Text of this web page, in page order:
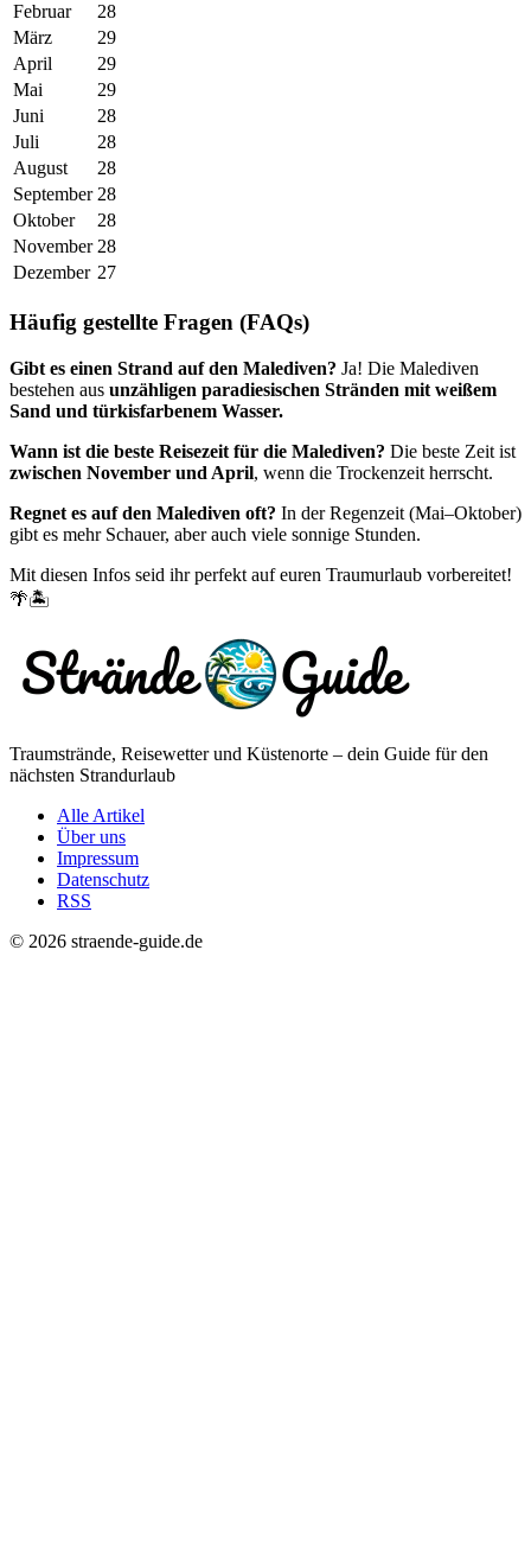
Februar
28
März
29
April
29
Mai
29
Juni
28
Juli
28
August
28
September 28
Oktober
28
November 28
Dezember 27
Häufig gestellte Fragen (FAQs)
Gibt es einen Strand auf den Malediven? Ja! Die Malediven
bestehen aus unzähligen paradiesischen Stränden mit weißem
Sand und türkisfarbenem Wasser.
Wann ist die beste Reisezeit für die Malediven? Die beste Zeit ist
zwischen November und April, wenn die Trockenzeit herrscht.
Regnet es auf den Malediven oft? In der Regenzeit (Mai–Oktober)
gibt es mehr Schauer, aber auch viele sonnige Stunden.
Mit diesen Infos seid ihr perfekt auf euren Traumurlaub vorbereitet!
🌴🏝️
Traumstrände, Reisewetter und Küstenorte – dein Guide für den
nächsten Strandurlaub
Alle Artikel
Über uns
Impressum
Datenschutz
RSS
© 2026 straende-guide.de